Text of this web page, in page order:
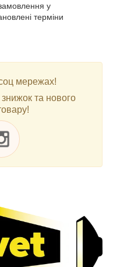
у
терміни
мережах!
знижок та нового